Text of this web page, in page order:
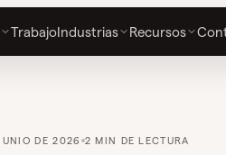
TrabajoIndustrias Recursos
DE 2026 2 MIN DE LECTURA